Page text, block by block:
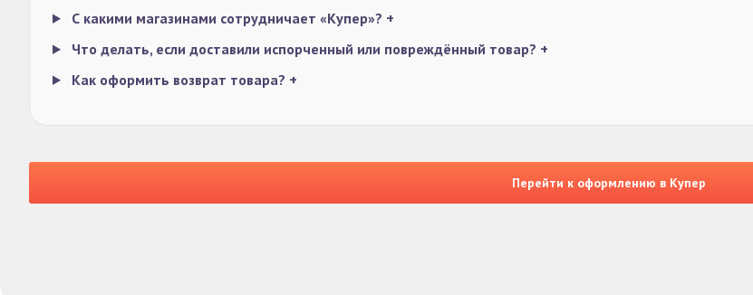
С какими магазинами сотрудничает «Купер»? +
Что делать, если доставили испорченный или повреждённый товар? +
Как оформить возврат товара? +
Перейти к оформлению в Купер